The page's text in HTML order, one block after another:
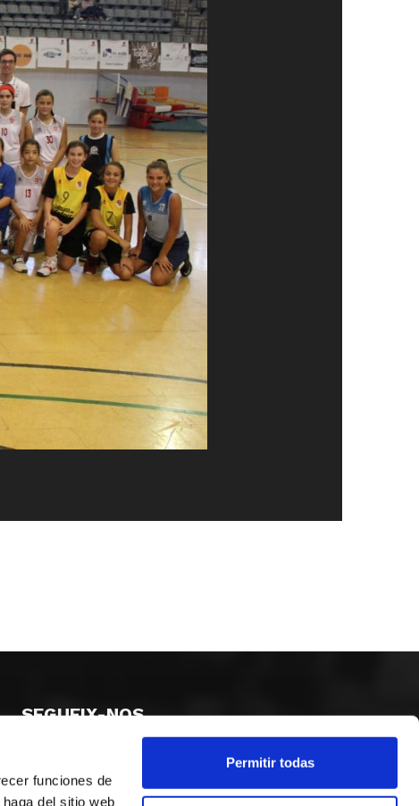
funciones de
del sitio web
Permitir todas
SEGUEIX-NOS